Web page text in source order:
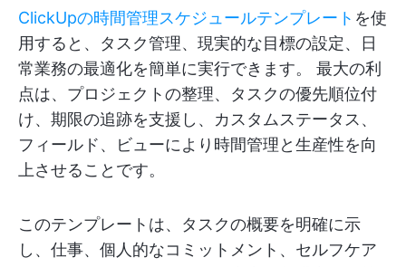
ClickUpの時間管理スケジュールテンプレート を使
用すると、タスク管理、現実的な目標の設定、日
常業務の最適化を簡単に実行できます。 最大の利
点は、プロジェクトの整理、タスクの優先順位付
け、期限の追跡を支援し、カスタムステータス、
フィールド、ビューにより時間管理と生産性を向
上させることです。
このテンプレートは、タスクの概要を明確に示
し、仕事、個人的なコミットメント、セルフケア